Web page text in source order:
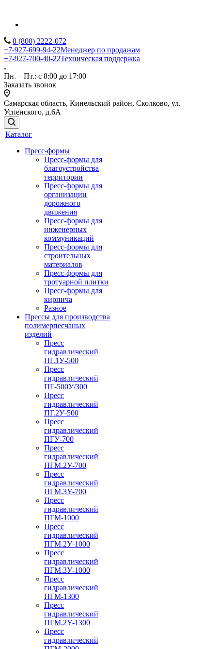
8 (800) 2222-072
+7-927-699-94-22Менеджер по продажам
+7-927-700-40-22Техническая поддержка
Пн. – Пт.: с 8:00 до 17:00
Заказать звонок
Самарская область, Кинельский район, Сколково, ул.
Успенского, д.6А
Каталог
Пресс-формы
Пресс-формы для
благоустройства
территории
Пресс-формы для
организации
дорожного
движения
Пресс-формы для
инженерных
коммуникаций
Пресс-формы для
строительных
материалов
Пресс-формы для
тротуарной плитки
Пресс-формы для
кирпича
Разное
Прессы для производства
полимерпесчаных
изделий
Пресс
гидравлический
ПГ.1У-500
Пресс
гидравлический
ПГ-500У/300
Пресс
гидравлический
ПГ.2У-500
Пресс
гидравлический
ПГУ-700
Пресс
гидравлический
ПГМ.2У-700
Пресс
гидравлический
ПГМ.3У-700
Пресс
гидравлический
ПГМ-1000
Пресс
гидравлический
ПГМ.2У-1000
Пресс
гидравлический
ПГМ.3У-1000
Пресс
гидравлический
ПГМ-1300
Пресс
гидравлический
ПГМ.2У-1300
Пресс
гидравлический